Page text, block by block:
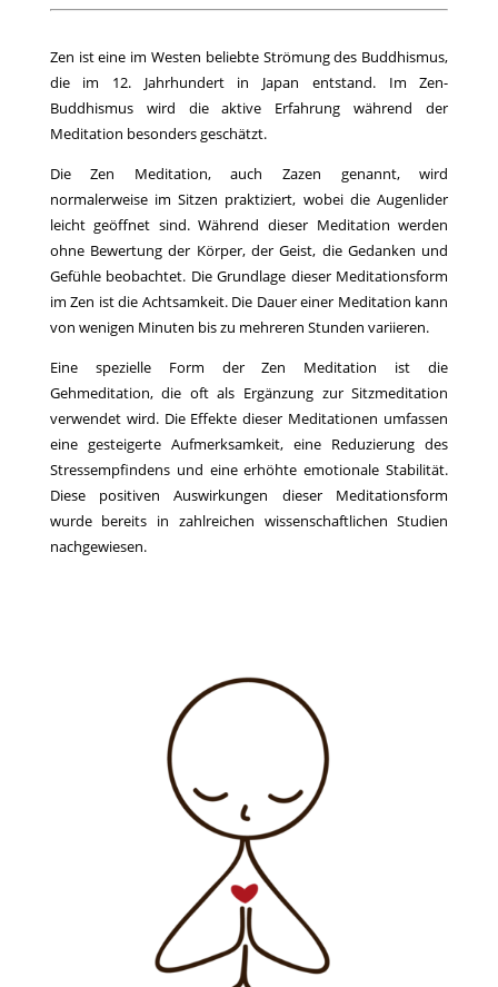
Zen ist eine im Westen beliebte Strömung des Buddhismus,
die im 12. Jahrhundert in Japan entstand. Im Zen-
Buddhismus wird die aktive Erfahrung während der
Meditation besonders geschätzt.
Die Zen Meditation, auch Zazen genannt, wird
normalerweise im Sitzen praktiziert, wobei die Augenlider
leicht geöffnet sind. Während dieser Meditation werden
ohne Bewertung der Körper, der Geist, die Gedanken und
Gefühle beobachtet. Die Grundlage dieser Meditationsform
im Zen ist die Achtsamkeit. Die Dauer einer Meditation kann
von wenigen Minuten bis zu mehreren Stunden variieren.
Eine spezielle Form der Zen Meditation ist die
Gehmeditation, die oft als Ergänzung zur Sitzmeditation
verwendet wird. Die Effekte dieser Meditationen umfassen
eine gesteigerte Aufmerksamkeit, eine Reduzierung des
Stressempfindens und eine erhöhte emotionale Stabilität.
Diese positiven Auswirkungen dieser Meditationsform
wurde bereits in zahlreichen wissenschaftlichen Studien
nachgewiesen.